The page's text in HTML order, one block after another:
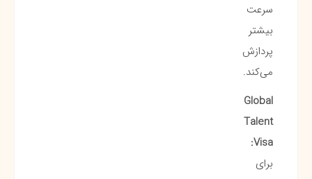
سرعت
بیشتر
پردازش
می‌کند.
Global
Talent
Visa:
برای